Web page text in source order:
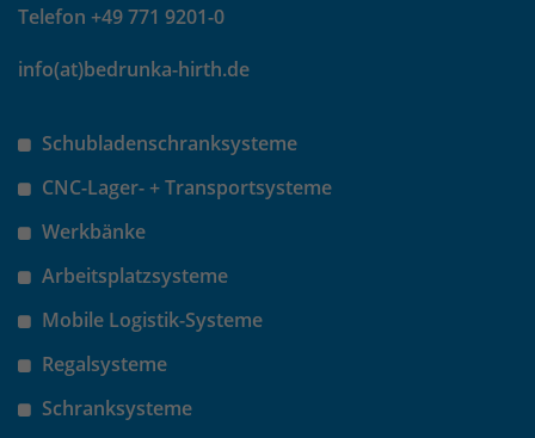
Telefon +49 771 9201-0
info(at)bedrunka-hirth.de
Schubladenschranksysteme
CNC-Lager- + Transportsysteme
Werkbänke
Arbeitsplatzsysteme
Mobile Logistik-Systeme
Regalsysteme
Schranksysteme